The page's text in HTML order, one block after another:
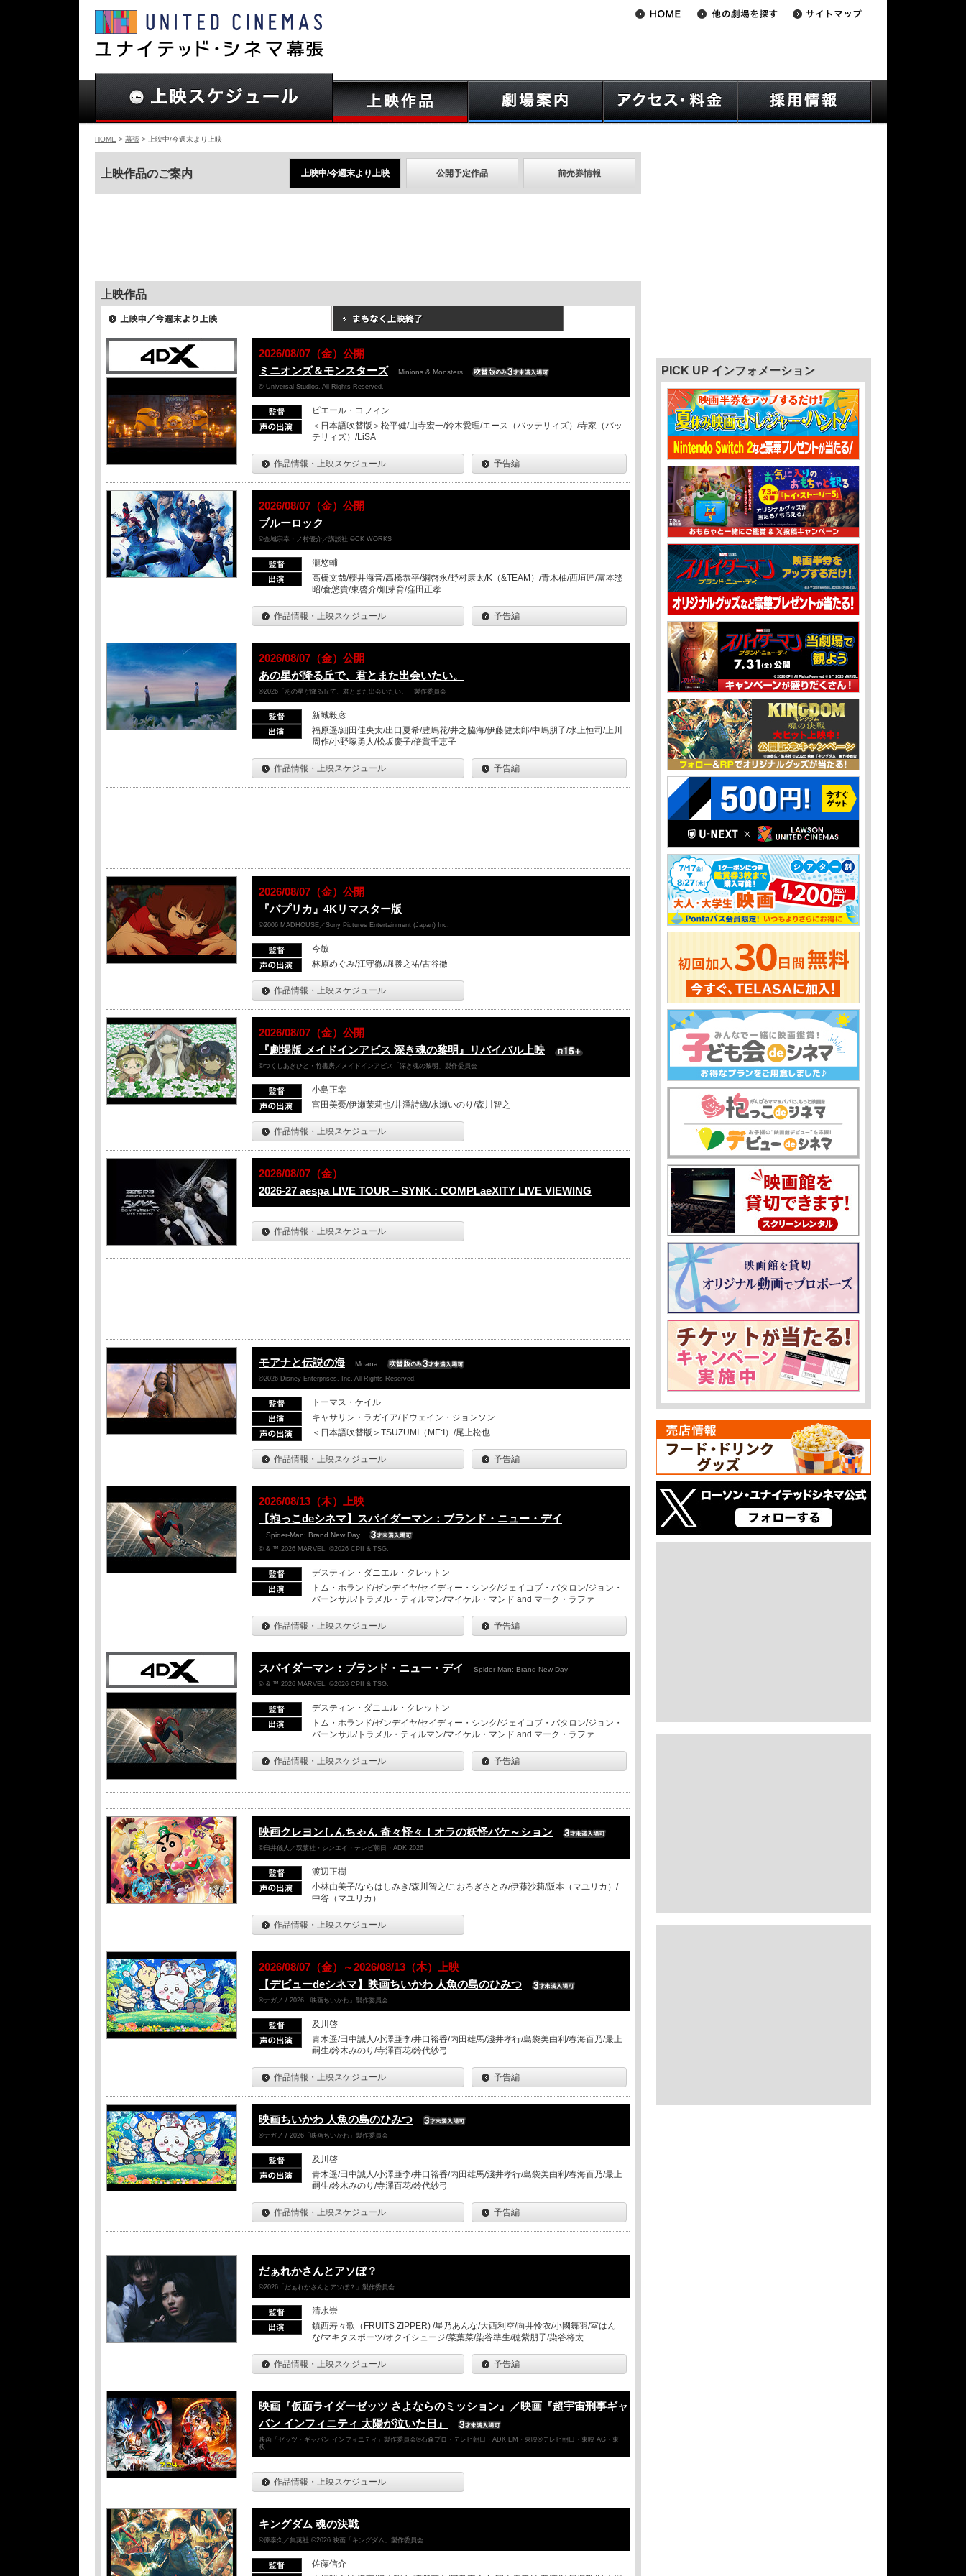
HOME > 幕張 > 上映中/今週末より上映
上映作品のご案内 上映中/今週末より上映 公開予定作品 前売券情報
上映作品
2026/08/07（金）公開
ミニオンズ＆モンスターズ
Minions & Monsters
© Universal Studios. All Rights Reserved.
ピエール・コフィン
＜日本語吹替版＞松平健/山寺宏一/鈴木愛理/エース（バッテリィズ）/寺家（バッ
テリィズ）/LiSA
作品情報・上映スケジュール 予告編
2026/08/07（金）公開
ブルーロック
©金城宗幸・ノ村優介／講談社 ©CK WORKS
瀧悠輔
高橋文哉/櫻井海音/高橋恭平/綱啓永/野村康太/K（&TEAM）/青木柚/西垣匠/富本惣
昭/倉悠貴/東啓介/畑芽育/窪田正孝
作品情報・上映スケジュール 予告編
2026/08/07（金）公開
あの星が降る丘で、君とまた出会いたい。
©2026「あの星が降る丘で、君とまた出会いたい。」製作委員会
新城毅彦
福原遥/細田佳央太/出口夏希/豊嶋花/井之脇海/伊藤健太郎/中嶋朋子/水上恒司/上川
周作/小野塚勇人/松坂慶子/倍賞千恵子
作品情報・上映スケジュール 予告編
2026/08/07（金）公開
『パプリカ』4Kリマスター版
©2006 MADHOUSE／Sony Pictures Entertainment (Japan) Inc.
今敏
林原めぐみ/江守徹/堀勝之祐/古谷徹
作品情報・上映スケジュール
2026/08/07（金）公開
『劇場版 メイドインアビス 深き魂の黎明』リバイバル上映
©つくしあきひと・竹書房／メイドインアビス「深き魂の黎明」製作委員会
小島正幸
富田美憂/伊瀬茉莉也/井澤詩織/水瀬いのり/森川智之
作品情報・上映スケジュール
2026/08/07（金）
2026-27 aespa LIVE TOUR – SYNK : COMPLaeXITY LIVE VIEWING
作品情報・上映スケジュール
モアナと伝説の海 Moana
©2026 Disney Enterprises, Inc. All Rights Reserved.
トーマス・ケイル
キャサリン・ラガイア/ドウェイン・ジョンソン
＜日本語吹替版＞TSUZUMI（ME:I）/尾上松也
作品情報・上映スケジュール 予告編
2026/08/13（木）上映
【抱っこdeシネマ】スパイダーマン：ブランド・ニュー・デイ
Spider-Man: Brand New Day
© & ™ 2026 MARVEL. ©2026 CPII & TSG.
デスティン・ダニエル・クレットン
トム・ホランド/ゼンデイヤ/セイディー・シンク/ジェイコブ・バタロン/ジョン・
バーンサル/トラメル・ティルマン/マイケル・マンド and マーク・ラファ
作品情報・上映スケジュール 予告編
スパイダーマン：ブランド・ニュー・デイ Spider-Man: Brand New Day
© & ™ 2026 MARVEL. ©2026 CPII & TSG.
デスティン・ダニエル・クレットン
トム・ホランド/ゼンデイヤ/セイディー・シンク/ジェイコブ・バタロン/ジョン・
バーンサル/トラメル・ティルマン/マイケル・マンド and マーク・ラファ
作品情報・上映スケジュール 予告編
映画クレヨンしんちゃん 奇々怪々！オラの妖怪バケ～ション
©臼井儀人／双葉社・シンエイ・テレビ朝日・ADK 2026
渡辺正樹
小林由美子/ならはしみき/森川智之/こおろぎさとみ/伊藤沙莉/阪本（マユリカ）/
中谷（マユリカ）
作品情報・上映スケジュール
2026/08/07（金）～2026/08/13（木）上映
【デビューdeシネマ】映画ちいかわ 人魚の島のひみつ
©ナガノ / 2026「映画ちいかわ」製作委員会
及川啓
青木遥/田中誠人/小澤亜李/井口裕香/内田雄馬/淺井孝行/島袋美由利/春海百乃/最上
嗣生/鈴木みのり/寺澤百花/鈴代紗弓
作品情報・上映スケジュール 予告編
映画ちいかわ 人魚の島のひみつ
©ナガノ / 2026「映画ちいかわ」製作委員会
及川啓
青木遥/田中誠人/小澤亜李/井口裕香/内田雄馬/淺井孝行/島袋美由利/春海百乃/最上
嗣生/鈴木みのり/寺澤百花/鈴代紗弓
作品情報・上映スケジュール 予告編
だぁれかさんとアソぼ？
©2026「だぁれかさんとアソぼ？」製作委員会
清水崇
鎮西寿々歌（FRUITS ZIPPER) /星乃あんな/大西利空/向井怜衣/小國舞羽/室はん
な/マキタスポーツ/オクイシュージ/菜葉菜/染谷準生/穂紫朋子/染谷将太
作品情報・上映スケジュール 予告編
映画『仮面ライダーゼッツ さよならのミッション』／映画『超宇宙刑事ギャ
バン インフィニティ 太陽が泣いた日』
映画「ゼッツ・ギャバン インフィニティ」製作委員会©石森プロ・テレビ朝日・ADK EM・東映©テレビ朝日・東映 AG・東
映
作品情報・上映スケジュール
キングダム 魂の決戦
©原泰久／集英社 ©2026 映画「キングダム」製作委員会
佐藤信介
PICK UP インフォメーション